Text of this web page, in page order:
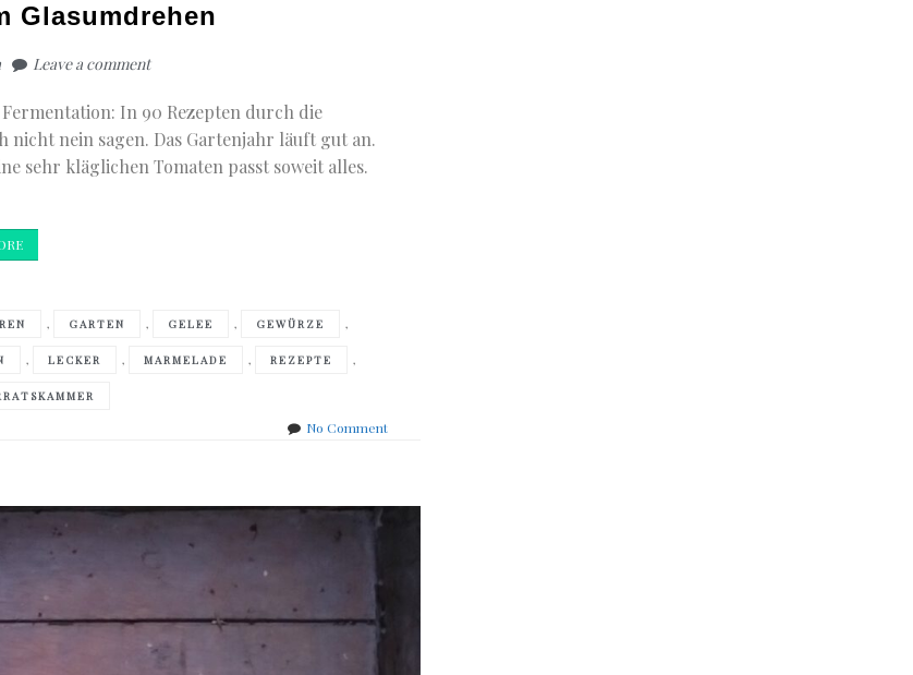
Glasumdrehen
Leave a comment
In 90 Rezepten durch die
nicht nein sagen. Das Gartenjahr läuft gut an.
sehr kläglichen Tomaten passt soweit alles.
, GARTEN , GELEE , GEWÜRZE ,
, LECKER , MARMELADE , REZEPTE ,
No Commenton
Haltbarmachen